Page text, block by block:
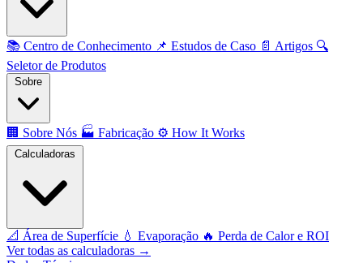
📚 Centro de Conhecimento 📌 Estudos de Caso 📄 Artigos 🔍
Seletor de Produtos
🏢 Sobre Nós 🏭 Fabricação ⚙️ How It Works
📐 Área de Superfície 💧 Evaporação 🔥 Perda de Calor e ROI
Ver todas as calculadoras →